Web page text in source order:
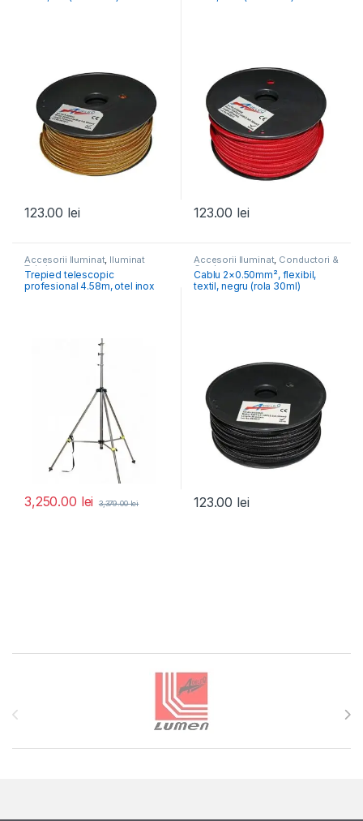
123.00 lei 123.00 lei
Accesorii Iluminat, Iluminat
Tehnic
Trepied telescopic
profesional 4.58m, otel inox
3,250.00 lei 3,379.00lei
Accesorii Iluminat, Conductori &
Cordoane
Cablu 2×0.50mm², flexibil,
textil, negru (rola 30ml)
123.00 lei